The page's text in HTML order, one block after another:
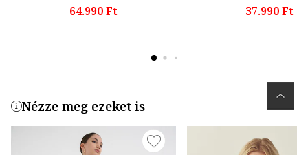
64.990 Ft
37.990 Ft
Nézze meg ezeket is